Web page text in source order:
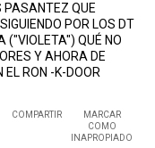
PASANTEZ QUE
POR LOS DT
("VIOLETA") QUÉ NO
Y AHORA DE
EL RON -K-DOOR
COMPARTIR
MARCAR
COMO
INAPROPIADO